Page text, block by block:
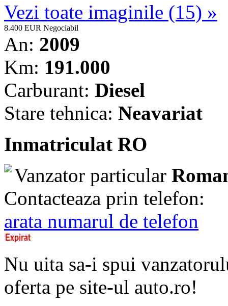
Vezi toate imaginile (15) »
8.400 EUR Negociabil
An: 2009
Km: 191.000
Carburant: Diesel
Stare tehnica: Neavariat
Inmatriculat RO
Vanzator particular
Contacteaza prin telefon:
arata numarul de telefon
Nu uita sa-i spui
oferta pe site-ul auto.ro!